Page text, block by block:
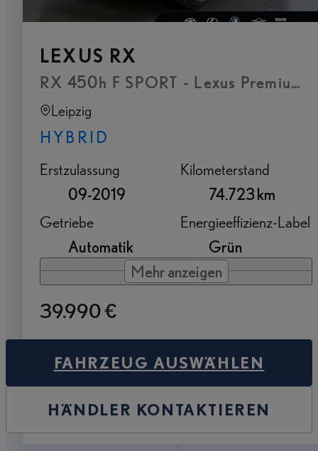
LEXUS RX
RX 450h F SPORT - Lexus Premium
Leipzig
HYBRID
Erstzulassung
09-2019
Kilometerstand
74.723 km
Getriebe
Automatik
Energieeffizienz-Label
Grün
Mehr anzeigen
39.990 €
FAHRZEUG AUSWÄHLEN
HÄNDLER KONTAKTIEREN